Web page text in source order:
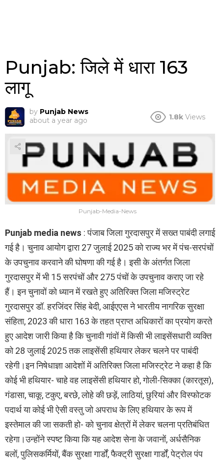
Punjab: जिले में धारा 163
लागू
by Punjab News
about a year ago
1.8k Views
Punjab-Media-News
Punjab media news : पंजाब जिला गुरदासपुर में सख्त पाबंदी लगाई
गई है। चुनाव आयोग द्वारा 27 जुलाई 2025 को राज्य भर में पंच-सरपंचों
के उपचुनाव करवाने की घोषणा की गई है। इसी के अंतर्गत जिला
गुरदासपुर में भी 15 सरपंचों और 275 पंचों के उपचुनाव कराए जा रहे
हैं। इन चुनावों को ध्यान में रखते हुए अतिरिक्त जिला मजिस्ट्रेट
गुरदासपुर डॉ. हरजिंदर सिंह बेदी, आईएएस ने भारतीय नागरिक सुरक्षा
संहिता, 2023 की धारा 163 के तहत प्राप्त अधिकारों का प्रयोग करते
हुए आदेश जारी किया है कि चुनावी गांवों में किसी भी लाइसेंसधारी व्यक्ति
को 28 जुलाई 2025 तक लाइसेंसी हथियार लेकर चलने पर पाबंदी
रहेगी।इन निषेधाज्ञा आदेशों में अतिरिक्त जिला मजिस्ट्रेट ने कहा है कि
कोई भी हथियार- चाहे वह लाइसेंसी हथियार हो, गोली-सिक्का (कारतूस),
गंडासा, चाकू, टकुए, बरछे, लोहे की छड़ें, लाठियां, छुरियां और विस्फोटक
पदार्थ या कोई भी ऐसी वस्तु जो अपराध के लिए हथियार के रूप में
इस्तेमाल की जा सकती हो- को चुनाव क्षेत्रों में लेकर चलना प्रतिबंधित
रहेगा।उन्होंने स्पष्ट किया कि यह आदेश सेना के जवानों, अर्धसैनिक
बलों, पुलिसकर्मियों, बैंक सुरक्षा गार्डों, फैक्ट्री सुरक्षा गार्डों, पेट्रोल पंप